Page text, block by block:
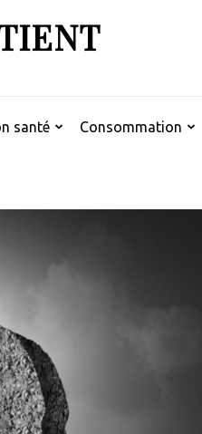
santé Consommation